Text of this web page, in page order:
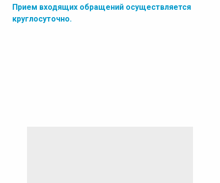
Прием входящих обращений осуществляется
круглосуточно.